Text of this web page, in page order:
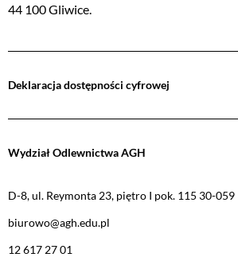
44 100 Gliwice.
Deklaracja dostępności cyfrowej
Wydział Odlewnictwa AGH
D-8, ul. Reymonta 23, piętro I pok. 115 30-
biurowo@agh.edu.pl
12 617 27 01